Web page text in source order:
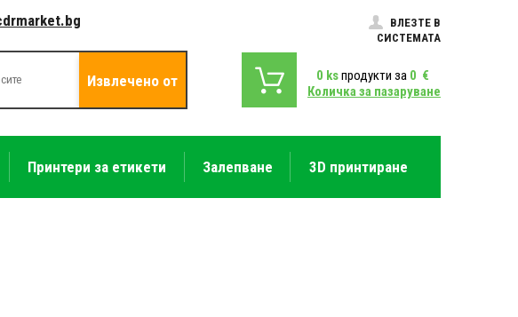
ВЛЕЗТЕ В
СИСТЕМАТА
Извлечено от 0 ksпродукти за 0 €
Количка за пазаруване
Принтери за етикети Залепване 3D принтиране